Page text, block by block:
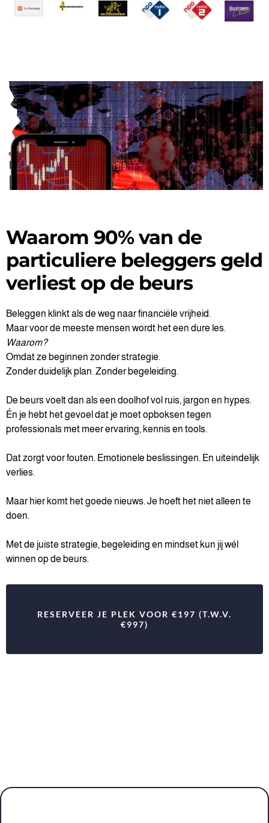
Waarom 90% van de
particuliere beleggers geld
verliest op de beurs
Beleggen klinkt als de weg naar financiële vrijheid.
Maar voor de meeste mensen wordt het een dure les.
Waarom?
Omdat ze beginnen zonder strategie.
Zonder duidelijk plan. Zonder begeleiding.
De beurs voelt dan als een doolhof vol ruis, jargon en hypes.
Én je hebt het gevoel dat je moet opboksen tegen
professionals met meer ervaring, kennis en tools.
Dat zorgt voor fouten. Emotionele beslissingen. En uiteindelijk
verlies.
Maar hier komt het goede nieuws. Je hoeft het niet alleen te
doen.
Met de juiste strategie, begeleiding en mindset kun jij wél
winnen op de beurs.
RESERVEER JE PLEK VOOR €197 (T.W.V.
€997)